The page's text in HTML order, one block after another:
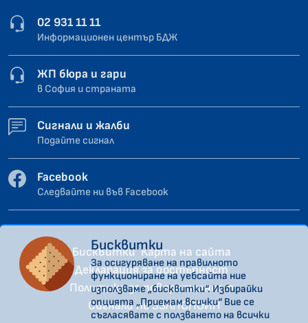
02 931 11 11
Информационен център БДЖ
ЖП бюра и гари
в София и страната
Сигнали и жалби
Подайте сигнал
Facebook
Следвайте ни във Facebook
Бисквитки Карта на сайта
Декларация за достъпност
Политика за поверителност
Сигнали по ЗЗЛПСПОИН
Бисквитки
За осигуряване на правилното
функциониране на уебсайта ние
използваме „бисквитки“. Избирайки
опцията „Приемам всички“ Вие се
съгласявате с ползването на всички